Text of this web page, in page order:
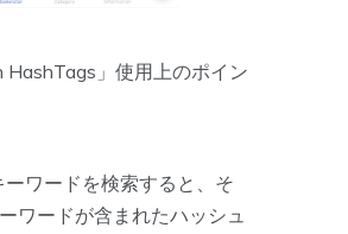
HashTags」使用上のポイン
ーワードを検索すると、そ
ワードが含まれたハッシュ